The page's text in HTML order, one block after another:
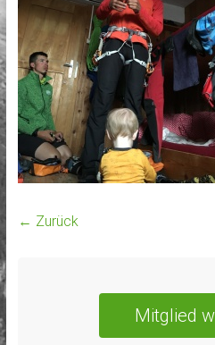
← Zurück
Mitglied